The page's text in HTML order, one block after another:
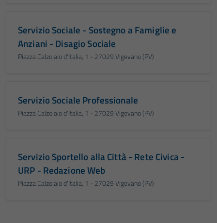
Servizio Sociale - Sostegno a Famiglie e
Anziani - Disagio Sociale
Piazza Calzolaio d'Italia, 1 - 27029 Vigevano (PV)
Servizio Sociale Professionale
Piazza Calzolaio d'Italia, 1 - 27029 Vigevano (PV)
Servizio Sportello alla Città - Rete Civica -
URP - Redazione Web
Piazza Calzolaio d'Italia, 1 - 27029 Vigevano (PV)